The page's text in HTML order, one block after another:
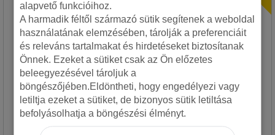
alapvető funkcióihoz.
A harmadik féltől származó sütik segítenek a weboldal
használatának elemzésében, tárolják a preferenciáit
és releváns tartalmakat és hirdetéseket biztosítanak
Önnek. Ezeket a sütiket csak az Ön előzetes
beleegyezésével tároljuk a
böngészőjében.Eldöntheti, hogy engedélyezi vagy
letiltja ezeket a sütiket, de bizonyos sütik letiltása
befolyásolhatja a böngészési élményt.